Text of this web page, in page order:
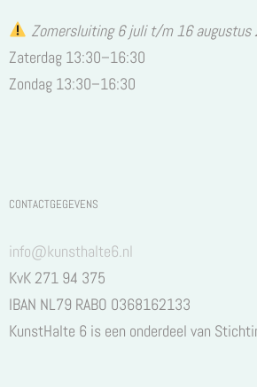
Zomersluiting 6 juli t/m 16 augustus
Zaterdag 13:30–16:30
Zondag 13:30–16:30
CONTACTGEGEVENS
info@kunsthalte6.nl
KvK 271 94 375
IBAN NL79 RABO 0368162133
KunstHalte 6 is een onderdeel van